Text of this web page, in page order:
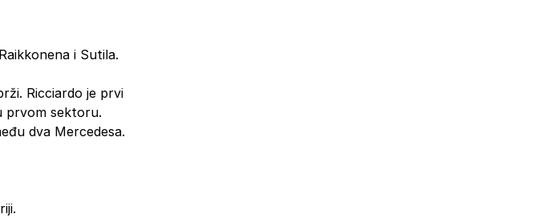
i Sutila.
Ricciardo je prvi
prvom sektoru.
dva Mercedesa.